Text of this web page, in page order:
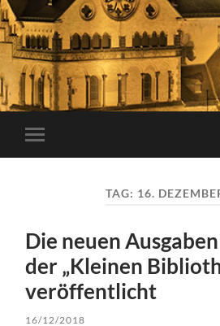
Mobile-
Menü
TAG: 16.
Die neuen
der „Kleinen
veröffentlicht
16/12/2018